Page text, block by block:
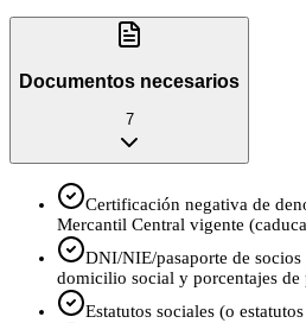
Documentos necesarios
7
Certificación negativa de
Mercantil Central vigente
DNI/NIE/pasaporte de
domicilio social y porcentajes de
Estatutos sociales (o